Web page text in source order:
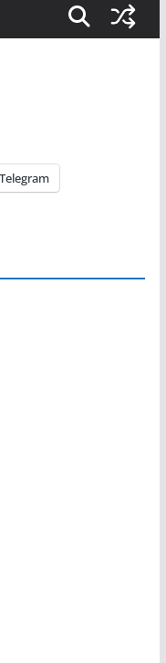
Telegram